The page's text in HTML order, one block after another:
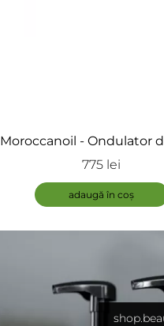
Moroccanoil - Ondulator
Everlasting Titanium
775 lei
adaugă în coș